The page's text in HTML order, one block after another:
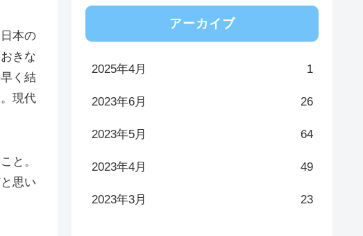
本の
きな
く結
現代
と。
思い
アーカイブ
2025年4月 1
2023年6月 26
2023年5月 64
2023年4月 49
2023年3月 23